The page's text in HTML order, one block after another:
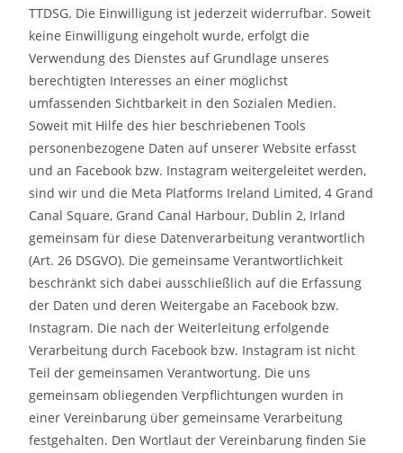
TTDSG. Die Einwilligung ist jederzeit widerrufbar. Soweit
keine Einwilligung eingeholt wurde, erfolgt die
Verwendung des Dienstes auf Grundlage unseres
berechtigten Interesses an einer möglichst
umfassenden Sichtbarkeit in den Sozialen Medien.
Soweit mit Hilfe des hier beschriebenen Tools
personenbezogene Daten auf unserer Website erfasst
und an Facebook bzw. Instagram weitergeleitet werden,
sind wir und die Meta Platforms Ireland Limited, 4 Grand
Canal Square, Grand Canal Harbour, Dublin 2, Irland
gemeinsam für diese Datenverarbeitung verantwortlich
(Art. 26 DSGVO). Die gemeinsame Verantwortlichkeit
beschränkt sich dabei ausschließlich auf die Erfassung
der Daten und deren Weitergabe an Facebook bzw.
Instagram. Die nach der Weiterleitung erfolgende
Verarbeitung durch Facebook bzw. Instagram ist nicht
Teil der gemeinsamen Verantwortung. Die uns
gemeinsam obliegenden Verpflichtungen wurden in
einer Vereinbarung über gemeinsame Verarbeitung
festgehalten. Den Wortlaut der Vereinbarung finden Sie